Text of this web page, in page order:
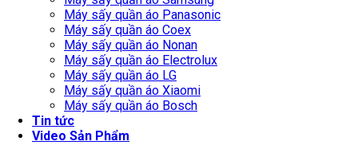
Máy sấy quần áo Panasonic
Máy sấy quần áo Coex
Máy sấy quần áo Nonan
Máy sấy quần áo Electrolux
Máy sấy quần áo LG
Máy sấy quần áo Xiaomi
Máy sấy quần áo Bosch
Tin tức
Video Sản Phẩm